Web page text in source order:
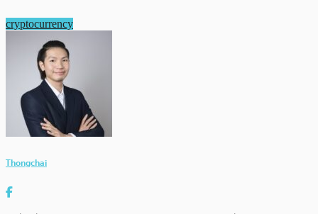
cryptocurrency
Thongchai